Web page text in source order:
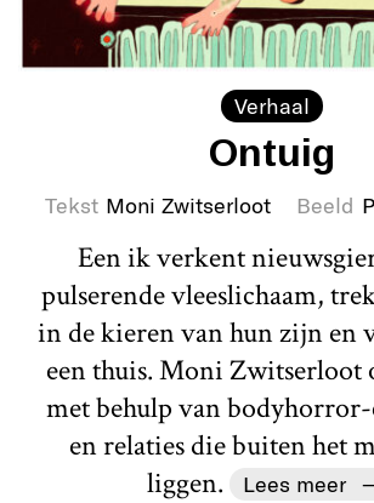
Verhaal
Ontuig
Tekst Moni Zwitserloot Beeld
Een ik verkent
pulserende vleeslichaam,
in de kieren van hun zijn en
een thuis. Moni Zwitserloot
met behulp van
en relaties die buiten het
liggen.
Lees meer